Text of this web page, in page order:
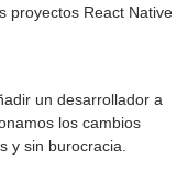
proyectos React Native
un desarrollador a
los cambios
y sin burocracia.